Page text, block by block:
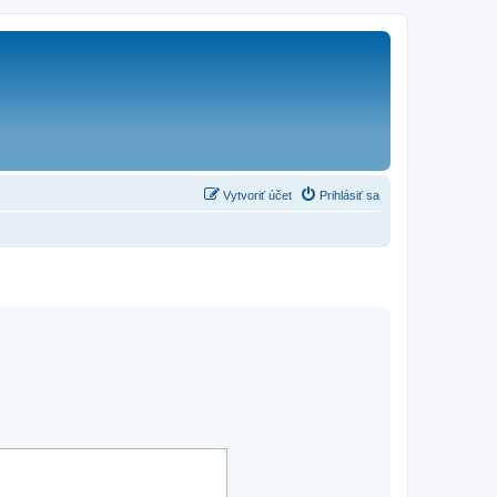
Prihlásiť sa
Vytvoriť účet